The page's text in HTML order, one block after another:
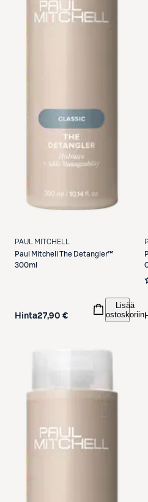
PAUL MITCHELL
Paul Mitchell
The Detangler™
300ml
Hinta27,90 €
Lisää
ostoskoriin